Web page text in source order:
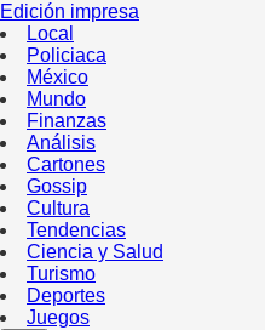
Edición impresa
Local
Policiaca
México
Mundo
Finanzas
Análisis
Cartones
Gossip
Cultura
Tendencias
Ciencia y Salud
Turismo
Deportes
Juegos